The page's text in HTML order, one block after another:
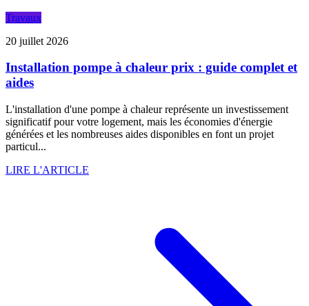
Travaux
20 juillet 2026
Installation pompe à chaleur prix : guide complet et
aides
L'installation d'une pompe à chaleur représente un investissement
significatif pour votre logement, mais les économies d'énergie
générées et les nombreuses aides disponibles en font un projet
particul...
LIRE L'ARTICLE